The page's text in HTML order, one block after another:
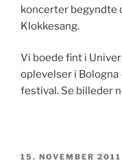
koncerter begyndte
Klokkesang.
Vi boede fint i
oplevelser i Bologna
festival. Se billeder
UDGIVET
15. NOVEMBER 2011